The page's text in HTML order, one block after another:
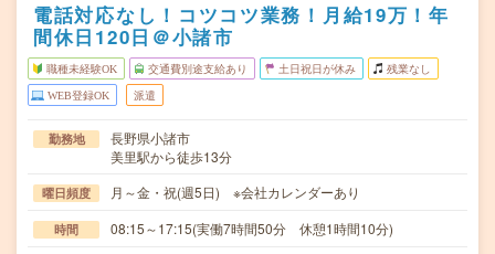
電話対応なし！コツコツ業務！月給19万！年
間休日120日＠小諸市
職種未経験OK 交通費別途支給あり 土日祝日が休み 残業なし
WEB登録OK 派遣
勤務地
長野県小諸市
美里駅から徒歩13分
曜日頻度 月～金・祝(週5日) ※会社カレンダーあり
時間 08:15～17:15(実働7時間50分 休憩1時間10分)